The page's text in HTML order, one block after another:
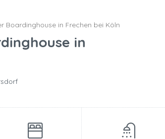
Boardinghouse in Frechen bei Köln
in